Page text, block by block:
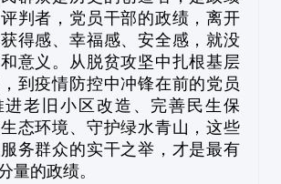
判者，党员干部的政绩，离开
得感、幸福感、安全感，就没
意义。从脱贫攻坚中扎根基层
到疫情防控中冲锋在前的党员
进老旧小区改造、完善民生保
态环境、守护绿水青山，这些
务群众的实干之举，才是最有
量的政绩。